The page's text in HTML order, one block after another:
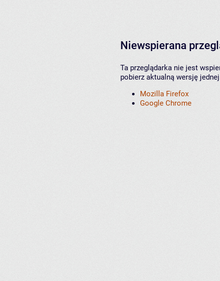
Niewspierana
Ta przeglądarka nie jest
pobierz aktualną wersję
Mozilla Firefox
Google Chrome